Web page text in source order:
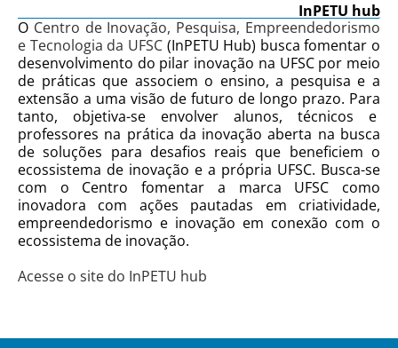
InPETU hub
O Centro de Inovação, Pesquisa, Empreendedorismo
e Tecnologia da UFSC(InPETU Hub) busca fomentar o
desenvolvimento do pilar inovação na UFSC por meio
de práticas que associem o ensino, a pesquisa e a
extensão a uma visão de futuro de longo prazo. Para
tanto, objetiva-se envolver alunos, técnicos e
professores na prática da inovação aberta na busca
de soluções para desafios reais que beneficiem o
ecossistema de inovação e a própria UFSC. Busca-se
com o Centro fomentar a marca UFSC como
inovadora com ações pautadas em criatividade,
empreendedorismo e inovação em conexão com o
ecossistema de inovação.
Acesse o site do InPETU hub